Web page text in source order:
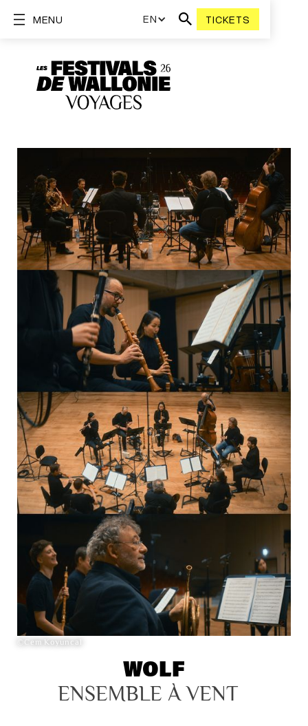
EN TICKETS
MENU
©Cem Koyuncal
WOLF
ENSEMBLE À VENT